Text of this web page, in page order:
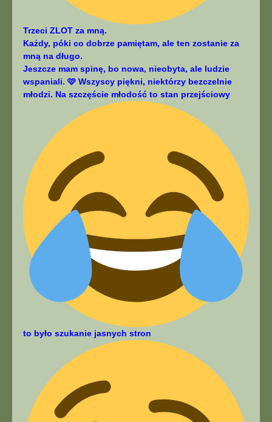
Trzeci ZLOT za mną.
Każdy, póki co dobrze pamiętam, ale ten zostanie za
mną na długo.
Jeszcze mam spinę, bo nowa, nieobyta, ale ludzie
wspaniali. 🩷 Wszyscy piękni, niektórzy bezczelnie
młodzi. Na szczęście młodość to stan przejściowy
to było szukanie jasnych stron